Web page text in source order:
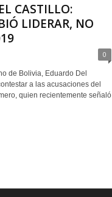
CASTILLO:
LIDERAR, NO
0
de Bolivia, Eduardo Del
a las acusaciones del
quien recientemente señaló